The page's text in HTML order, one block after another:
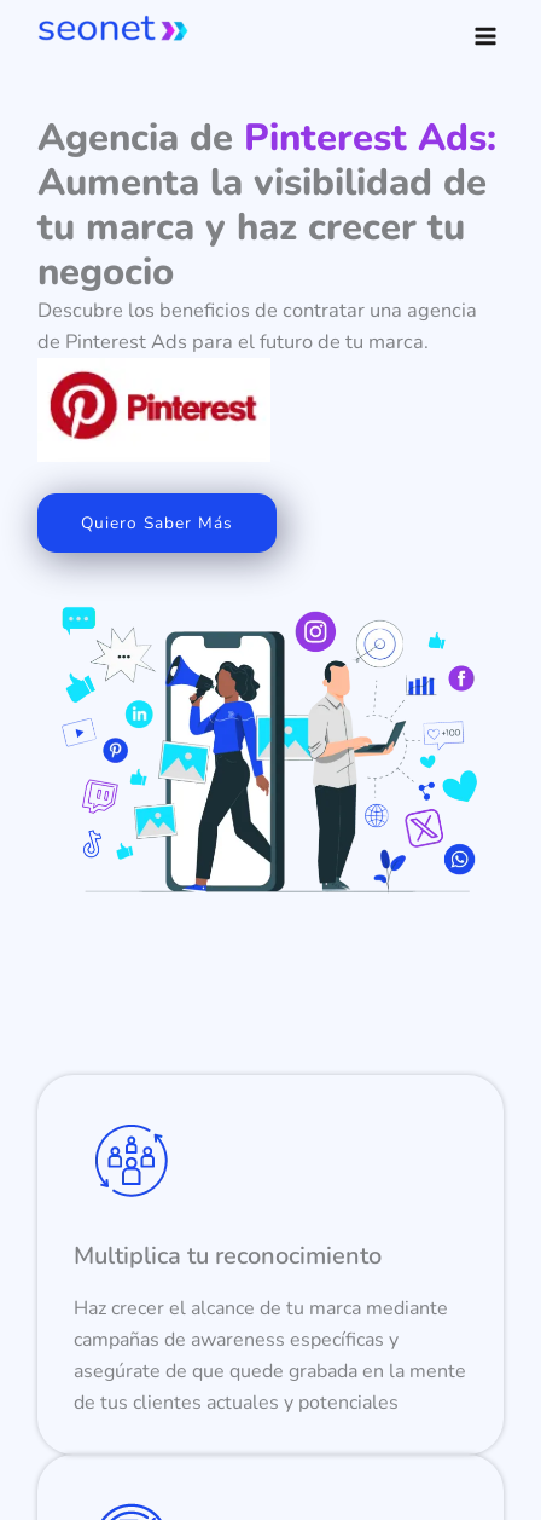
Agencia de Pinterest Ads:
Aumenta la visibilidad de
tu marca y haz crecer tu
negocio
Descubre los beneficios de contratar una agencia
de Pinterest Ads para el futuro de tu marca.
Quiero Saber Más
Multiplica tu reconocimiento
Haz crecer el alcance de tu marca mediante
campañas de awareness específicas y
asegúrate de que quede grabada en la mente
de tus clientes actuales y potenciales